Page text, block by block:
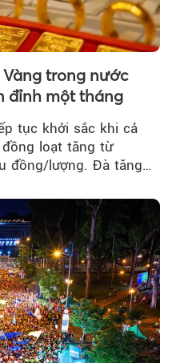
trong nước
đỉnh một tháng
tục khởi sắc khi cả
loạt tăng từ
đồng/lượng. Đà tăng
cao nhất trong